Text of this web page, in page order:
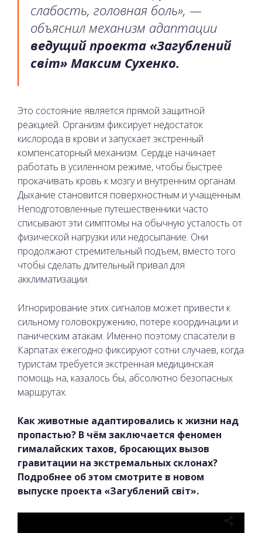
слабость, головная боль», —
объяснил механизм адаптации
ведущий проекта «Загублений
світ» Максим Сухенко.
Это состояние является прямой защитной
реакцией. Организм фиксирует недостаток
кислорода в крови и запускает экстренный
компенсаторный механизм. Сердце начинает
работать в усиленном режиме, чтобы быстрее
прокачивать кровь к мозгу и внутренним органам.
Дыхание становится поверхностным и учащенным.
Неподготовленные путешественники часто
списывают эти симптомы на обычную усталость от
физической нагрузки или недосыпание. Они
продолжают стремительный подъем, вместо того
чтобы сделать длительный привал для
акклиматизации.
Игнорирование этих сигналов может привести к
сильному головокружению, потере координации и
паническим атакам. Именно поэтому спасатели в
Карпатах ежегодно фиксируют сотни случаев, когда
туристам требуется экстренная медицинская
помощь на, казалось бы, абсолютно безопасных
маршрутах.
Как животные адаптировались к жизни над
пропастью? В чём заключается феномен
гималайских тахов, бросающих вызов
гравитации на экстремальных склонах?
Подробнее об этом смотрите в новом
выпуске проекта «Загублений світ».